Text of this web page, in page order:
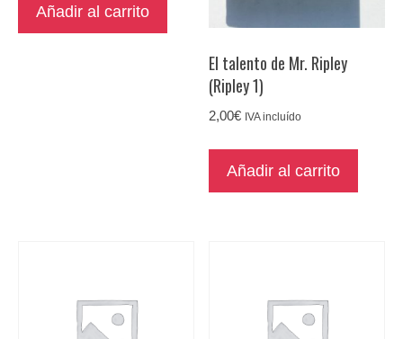
Añadir al carrito
El talento de Mr. Ripley
(Ripley 1)
2,00€ IVA incluído
Añadir al carrito